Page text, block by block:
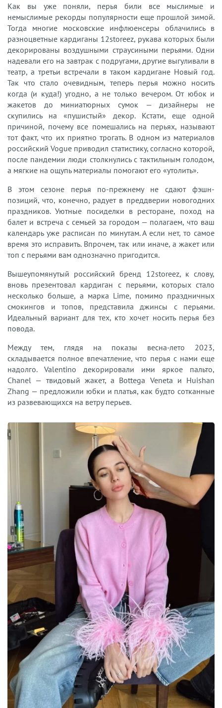
Как вы уже поняли, перья били все мыслимые и
немыслимые рекорды популярности еще прошлой зимой.
Тогда многие московские инфлюенсеры облачились в
разноцветные кардиганы 12storeez, рукава которых были
декорированы воздушными страусиными перьями. Одни
надевали его на завтрак с подругами, другие выгуливали в
театр, а третьи встречали в таком кардигане Новый год.
Так что стало очевидным, теперь перья можно носить
когда (и куда!) угодно, а не только вечером. От юбок и
жакетов до миниатюрных сумок — дизайнеры не
скупились на «пушистый» декор. Кстати, еще одной
причиной, почему все помешались на перьях, называют
тот факт, что их приятно трогать. В одном из материалов
российский Vogue приводил статистику, согласно которой,
после пандемии люди столкнулись с тактильным голодом,
а мягкие на ощупь материалы помогают его «утолить».
В этом сезоне перья по-прежнему не сдают фэшн-
позиций, что, конечно, радует в преддверии новогодних
праздников. Уютные посиделки в ресторане, поход на
балет и встреча с семьей за городом — полагаем, что ваш
календарь уже расписан по минутам. А если нет, то самое
время это исправить. Впрочем, так или иначе, а жакет или
топ с перьями вам однозначно пригодится.
Вышеупомянутый российский бренд 12storeez, к слову,
вновь презентовал кардиган с перьями, которых стало
несколько больше, а марка Lime, помимо праздничных
смокингов и топов, представила джинсы с перьями.
Идеальный вариант для тех, кто хочет носить перья без
повода.
Между тем, глядя на показы весна-лето 2023,
складывается полное впечатление, что перья с нами еще
надолго. Valentino декорировали ими яркое пальто,
Chanel — твидовый жакет, а Bottega Veneta и Huishan
Zhang — предложили юбки и платья, как будто сотканные
из развевающихся на ветру перьев.